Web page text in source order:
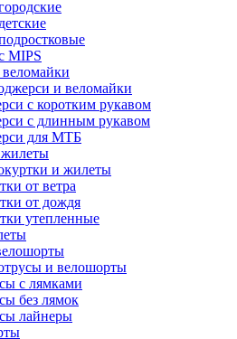
MIPS
и веломайки
с коротким рукавом
с длинным рукавом
для МТБ
и жилеты
от ветра
от дождя
утепленные
и велошорты
с лямками
без лямок
лайнеры